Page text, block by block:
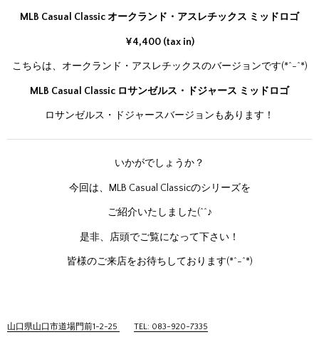
MLB Casual Classic オークランド・アスレチックス ミッドロゴ
¥4,400 (tax in)
こちらは、オークランド・アスレチックスのバージョンです(*^-^*)
MLB Casual Classic ロサンゼルス・ドジャース ミッドロゴ
ロサンゼルス・ドジャースバージョンもあります！
いかがでしょうか？
今回は、MLB Casual Classicのシリーズを
ご紹介いたしました(^^♪
是非、店頭でご覧になって下さい！
皆様のご来店をお待ちしております(*^-^*)
山口県山口市道場門前1-2-25 TEL: 083-920-7335